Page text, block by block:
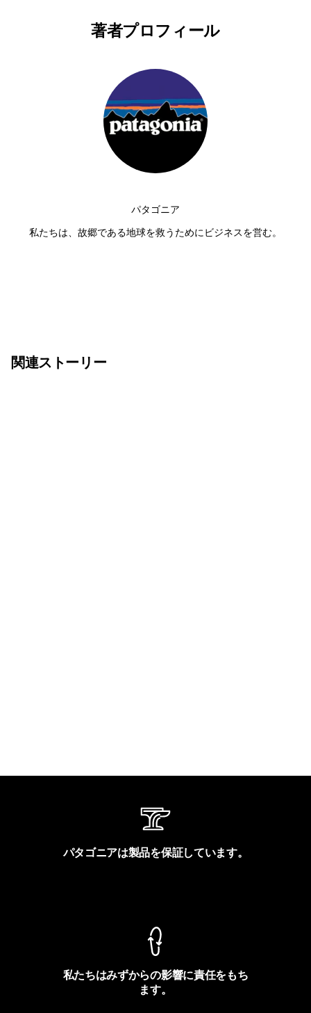
著者プロフィール
パタゴニア
私たちは、故郷である地球を救うためにビジネスを営む。
関連ストーリー
パタゴニアは製品を保証しています。
私たちはみずからの影響に責任をもち
ます。